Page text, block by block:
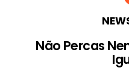
Não Percas